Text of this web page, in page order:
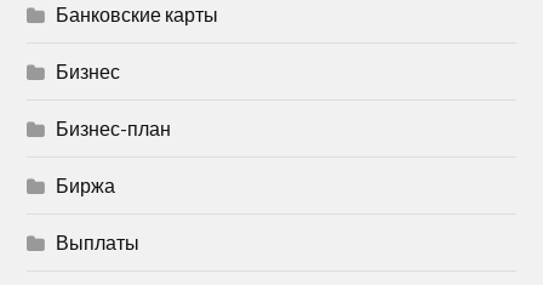
Банковские карты
Бизнес
Бизнес-план
Биржа
Выплаты